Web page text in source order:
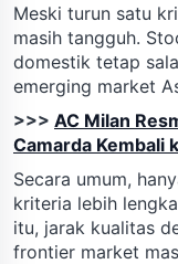
Meski turun satu
masih tangguh.
domestik tetap
emerging market
>>> AC Milan
Camarda Kembali
Secara umum,
kriteria lebih
itu, jarak kualitas
frontier market